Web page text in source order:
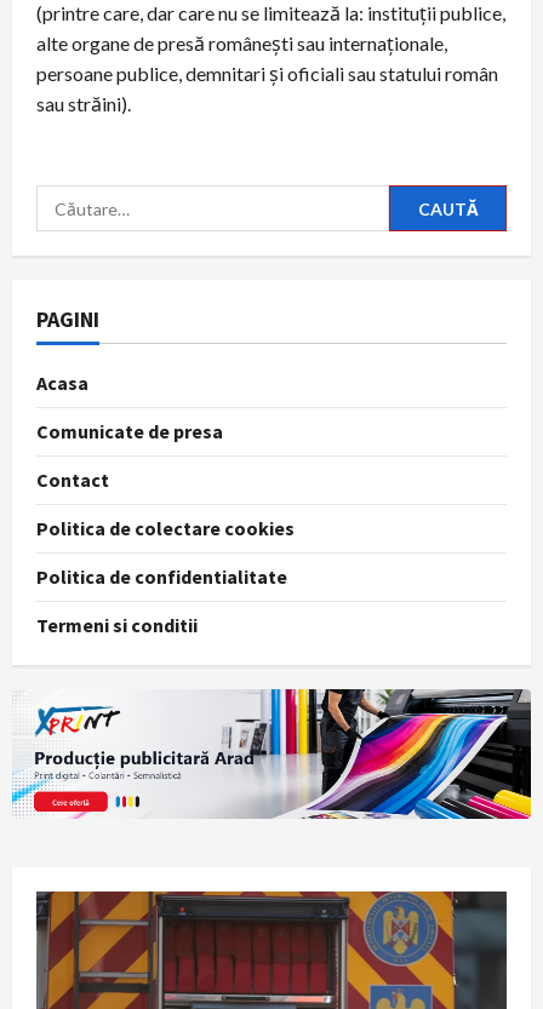
(printre care, dar care nu se limitează la: instituții publice,
alte organe de presă românești sau internaționale,
persoane publice, demnitari și oficiali sau statului român
sau străini).
Caută
după:
PAGINI
Acasa
Comunicate de presa
Contact
Politica de colectare cookies
Politica de confidentialitate
Termeni si conditii